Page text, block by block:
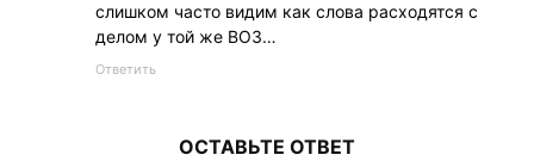
слишком часто видим как слова расходятся с
делом у той же ВОЗ…
Ответить
ОСТАВЬТЕ ОТВЕТ